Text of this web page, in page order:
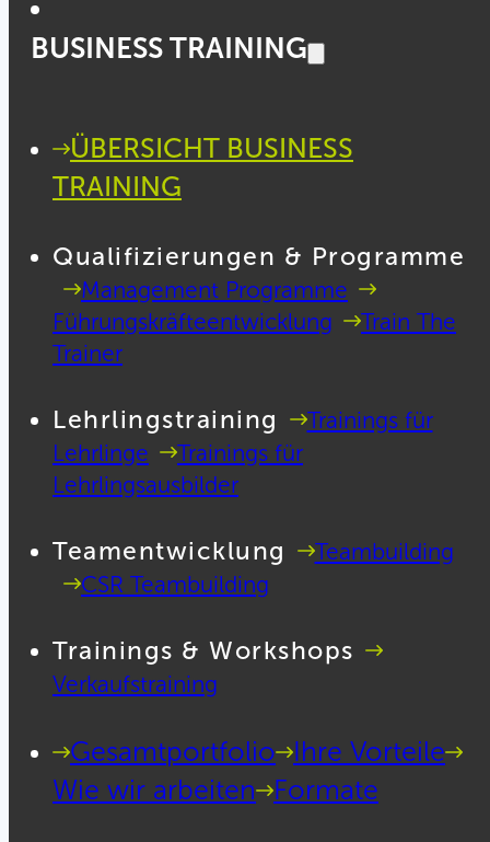
BUSINESS TRAINING
ÜBERSICHT BUSINESS
TRAINING
Qualifizierungen & Programme
Management Programme
Führungskräfteentwicklung
Train The
Trainer
Lehrlingstraining
Trainings für
Lehrlinge
Trainings für
Lehrlingsausbilder
Teamentwicklung
Teambuilding
CSR Teambuilding
Trainings & Workshops
Verkaufstraining
Gesamtportfolio
Ihre Vorteile
Wie wir arbeiten
Formate